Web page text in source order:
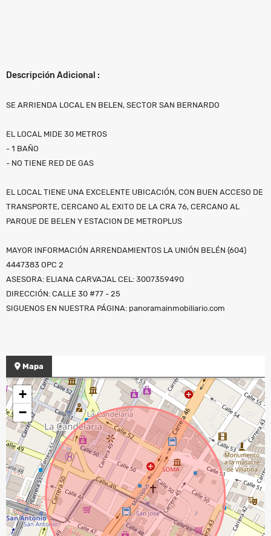
Descripción Adicional :
SE ARRIENDA LOCAL EN BELEN, SECTOR SAN BERNARDO
EL LOCAL MIDE 30 METROS
- 1 BAÑO
- NO TIENE RED DE GAS
EL LOCAL TIENE UNA EXCELENTE UBICACIÓN, CON BUEN ACCESO DE
TRANSPORTE, CERCANO AL EXITO DE LA CRA 76, CERCANO AL
PARQUE DE BELEN Y ESTACION DE METROPLUS
MAYOR INFORMACIÓN ARRENDAMIENTOS LA UNIÓN BELÉN (604)
4447383 OPC 2
ASESORA: ELIANA CARVAJAL CEL: 3007359490
DIRECCIÓN: CALLE 30 #77 - 25
SIGUENOS EN NUESTRA PÁGINA: panoramainmobiliario.com
Mapa
+
−